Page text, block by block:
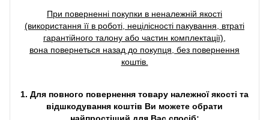
При поверненні покупки в неналежній якості
(використання її в роботі, нецілісності пакування, втраті
гарантійного талону або частин комплектації),
вона повернеться назад до покупця, без повернення
коштів.
1. Для повного повернення товару належної якості та
відшкодування коштів Ви можете обрати